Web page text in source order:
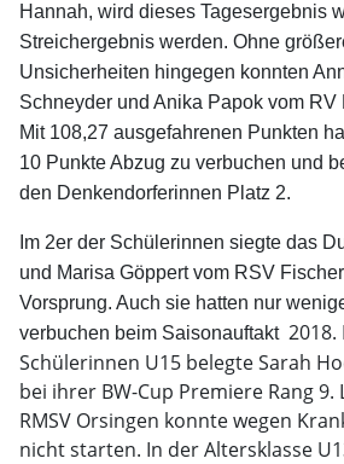
Hannah, wird dieses Tagesergebnis
Streichergebnis werden. Ohne
Unsicherheiten hingegen konnten
Schneyder und Anika Papok vom RV
Mit 108,27 ausgefahrenen Punkten
10 Punkte Abzug zu verbuchen und
den Denkendorferinnen Platz 2.
Im 2er der Schülerinnen siegte das
und Marisa Göppert vom RSV
Vorsprung. Auch sie hatten nur
verbuchen beim Saisonauftakt 2018.
Schülerinnen U15 belegte Sarah
bei ihrer BW-Cup Premiere Rang 9.
RMSV Orsingen konnte wegen
nicht starten. In der Altersklasse